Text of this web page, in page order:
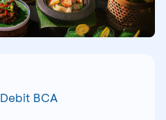
Debit BCA